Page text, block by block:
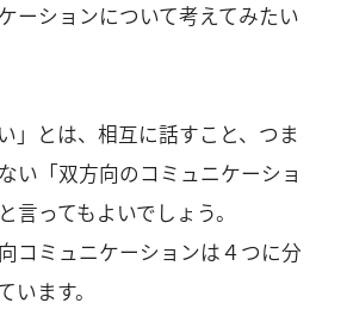
ーションについて考えてみたい
」とは、相互に話すこと、つま
い「双方向のコミュニケーショ
言ってもよいでしょう。
コミュニケーションは４つに分
います。